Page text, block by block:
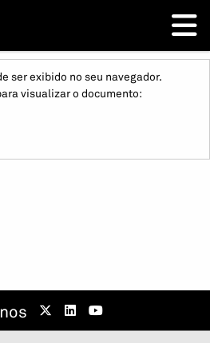
ser exibido no seu navegador.
visualizar o documento: